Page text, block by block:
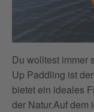
Du wolltest immer
Up Paddling ist
bietet ein ideales
der Natur.Auf dem